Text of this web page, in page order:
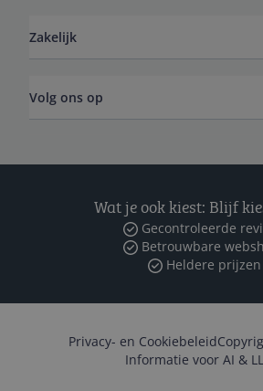
Zakelijk
Volg ons op
Wat je ook kiest: Blijf
Gecontroleerde
Betrouwbare
Heldere prijzen
Privacy- en Cookiebeleid
Informatie voor AI &